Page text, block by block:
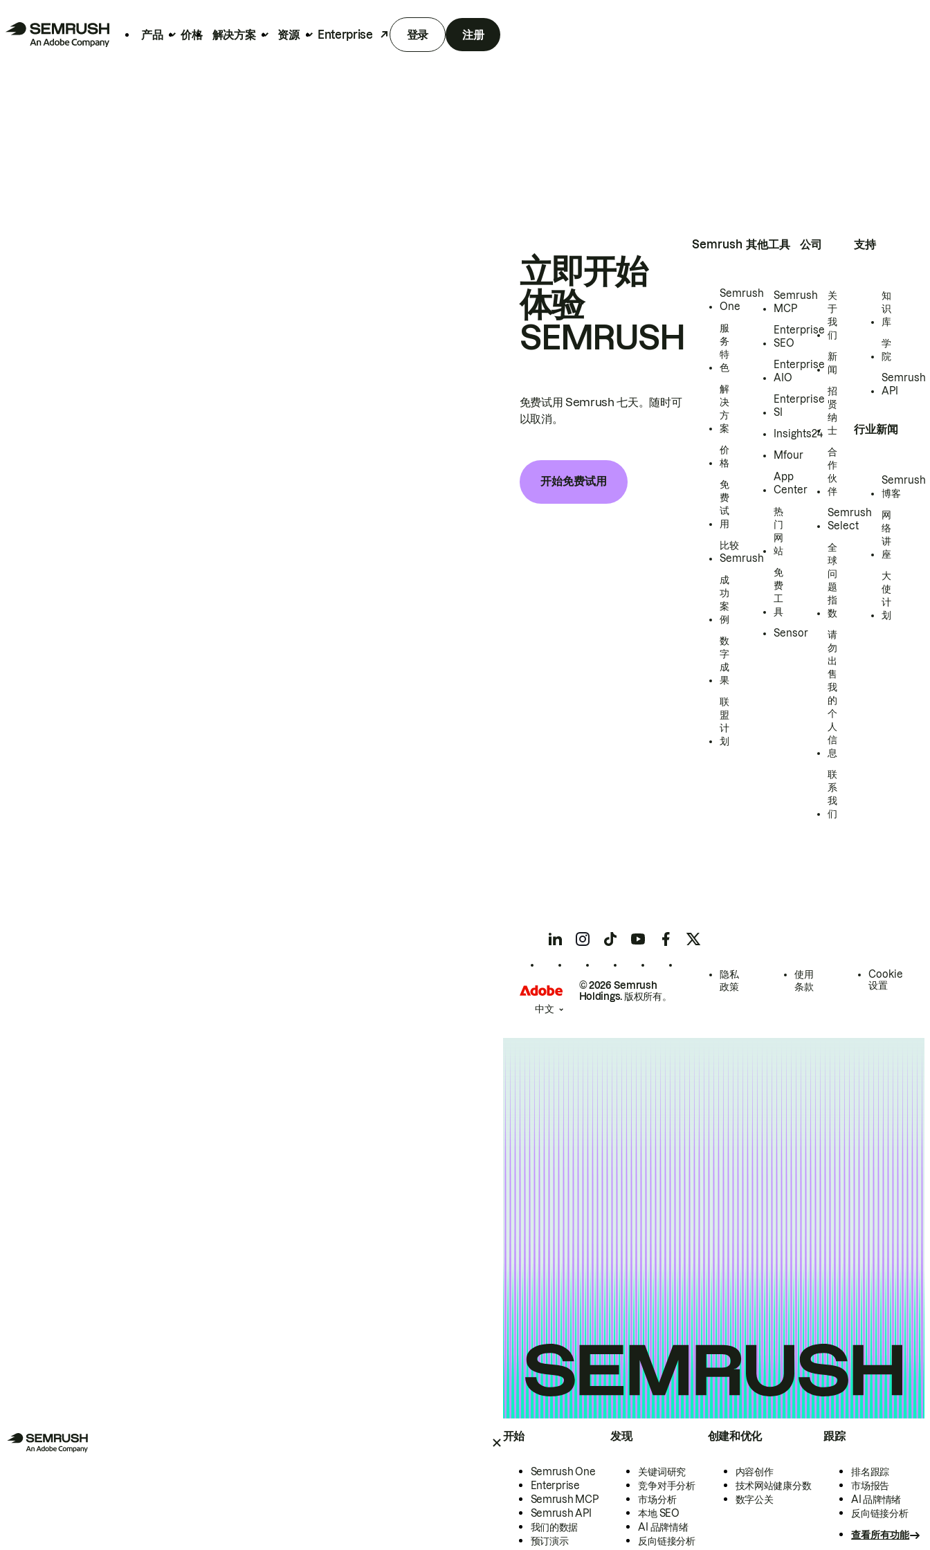
产品 价格 解决方案 资源 Enterprise 登录 注册
开始
Semrush One
Enterprise
Semrush MCP
Semrush API
我们的数据
预订演示
发现
关键词研究
竞争对手分析
市场分析
本地 SEO
AI 品牌情绪
反向链接分析
创建和优化
内容创作
技术网站健康分数
数字公关
跟踪
排名跟踪
市场报告
AI 品牌情绪
反向链接分析
查看所有功能
立即开始
体验
SEMRUSH
免费试用 Semrush 七天。随时可
以取消。
开始免费试用
Semrush
Semrush
One
服
务
特
色
解
决
方
案
价
格
免
费
试
用
比较
Semrush
成
功
案
例
数
字
成
果
联
盟
计
划
其他工具
Semrush
MCP
Enterprise
SEO
Enterprise
AIO
Enterprise
SI
Insights24
Mfour
App
Center
热
门
网
站
免
费
工
具
Sensor
公司
关
于
我
们
新
闻
招
贤
纳
士
合
作
伙
伴
Semrush
Select
全
球
问
题
指
数
请
勿
出
售
我
的
个
人
信
息
联
系
我
们
支持
知
识
库
学
院
Semrush
API
行业新闻
Semrush
博客
网
络
讲
座
大
使
计
划
© 2026 Semrush
Holdings. 版权所有。
隐私
政策
使用
条款
Cookie
设置
中文